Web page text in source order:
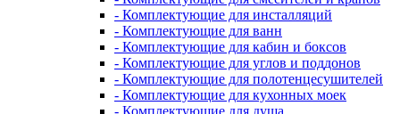
- Комплектующие для инсталляций
- Комплектующие для ванн
- Комплектующие для кабин и боксов
- Комплектующие для углов и поддонов
- Комплектующие для полотенцесушителей
- Комплектующие для кухонных моек
- Комплектующие для душа